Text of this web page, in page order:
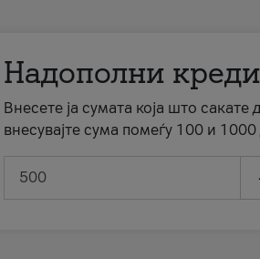
Надополни
Внесете ја сумата која што
внесувајте сума помеѓу 100 и